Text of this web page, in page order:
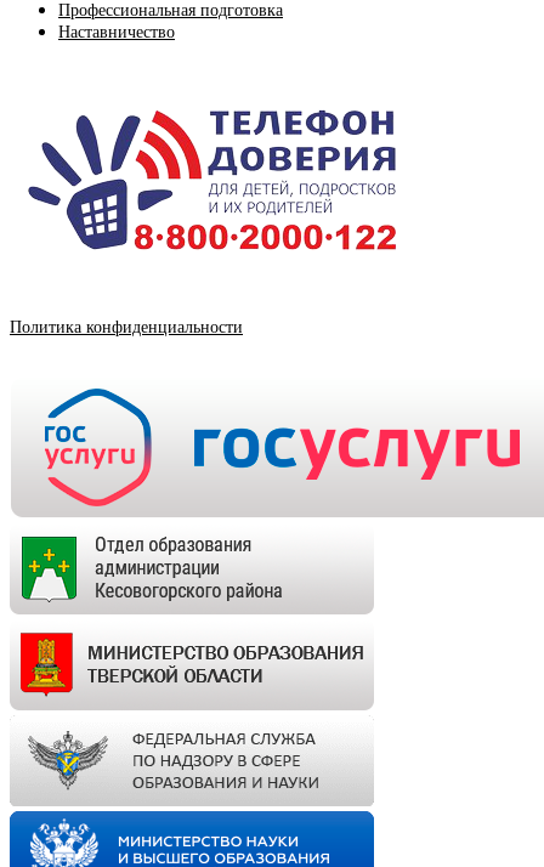
Профессиональная подготовка
Наставничество
Политика конфиденциальности